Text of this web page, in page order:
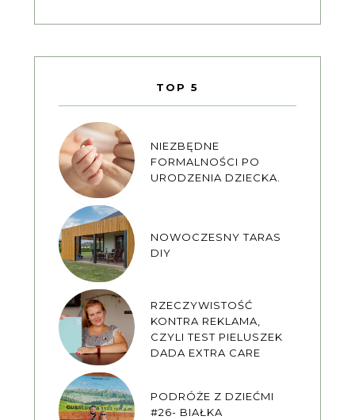
TOP 5
NIEZBĘDNE
FORMALNOŚCI PO
URODZENIA DZIECKA.
NOWOCZESNY TARAS
DIY
RZECZYWISTOŚĆ
KONTRA REKLAMA,
CZYLI TEST PIELUSZEK
DADA EXTRA CARE
PODRÓŻE Z DZIEĆMI
#26- BIAŁKA